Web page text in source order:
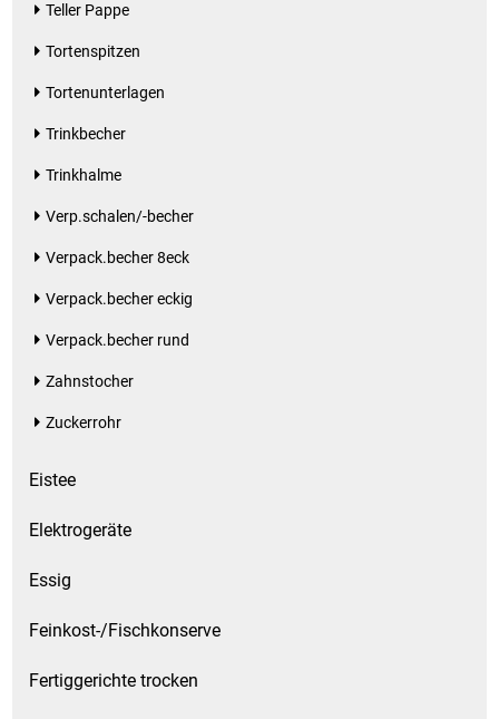
Teller Pappe
Tortenspitzen
Tortenunterlagen
Trinkbecher
Trinkhalme
Verp.schalen/-becher
Verpack.becher 8eck
Verpack.becher eckig
Verpack.becher rund
Zahnstocher
Zuckerrohr
Eistee
Elektrogeräte
Essig
Feinkost-/Fischkonserve
Fertiggerichte trocken